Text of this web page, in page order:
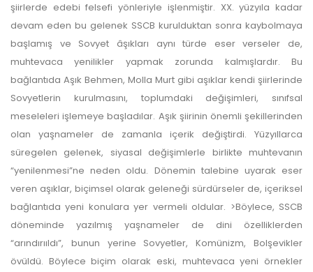
şiirlerde edebi felsefi yönleriyle işlenmiştir. XX. yüzyıla kadar
devam eden bu gelenek SSCB kurulduktan sonra kaybolmaya
başlamış ve Sovyet âşıkları aynı türde eser verseler de,
muhtevaca yenilikler yapmak zorunda kalmışlardır. Bu
bağlantıda Aşık Behmen, Molla Murt gibi aşıklar kendi şiirlerinde
Sovyetlerin kurulmasını, toplumdaki değişimleri, sınıfsal
meseleleri işlemeye başladılar. Aşık şiirinin önemli şekillerinden
olan yaşnameler de zamanla içerik değiştirdi. Yüzyıllarca
süregelen gelenek, siyasal değişimlerle birlikte muhtevanın
“yenilenmesi”ne neden oldu. Dönemin talebine uyarak eser
veren aşıklar, biçimsel olarak geleneği sürdürseler de, içeriksel
bağlantıda yeni konulara yer vermeli oldular. >Böylece, SSCB
döneminde yazılmış yaşnameler de dini özelliklerden
“arındırııldı”, bunun yerine Sovyetler, Komünizm, Bolşevikler
övüldü. Böylece biçim olarak eski, muhtevaca yeni örnekler